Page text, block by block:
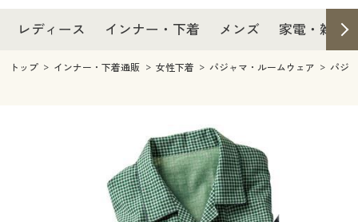
レディースファッション
インナー・下着
インナー・下着通販すべて
ジュニア・ティーンズ下着
メンズ
寝具・インテリア・家具
寝具・インテリア・家具通販すべて
レディース インナー・下着 メンズ 家電・雑貨
レディースファッション
インナー・下着通販すべて
ジュニア・ティーンズ下着
メンズ
キッチン・雑貨・日用品
寝具・インテリア・家具通販すべて
美容・健康通販すべて
制服・スクール
トップ インナー・下着通販 女性下着 パジャマ・ルームウェア パジ